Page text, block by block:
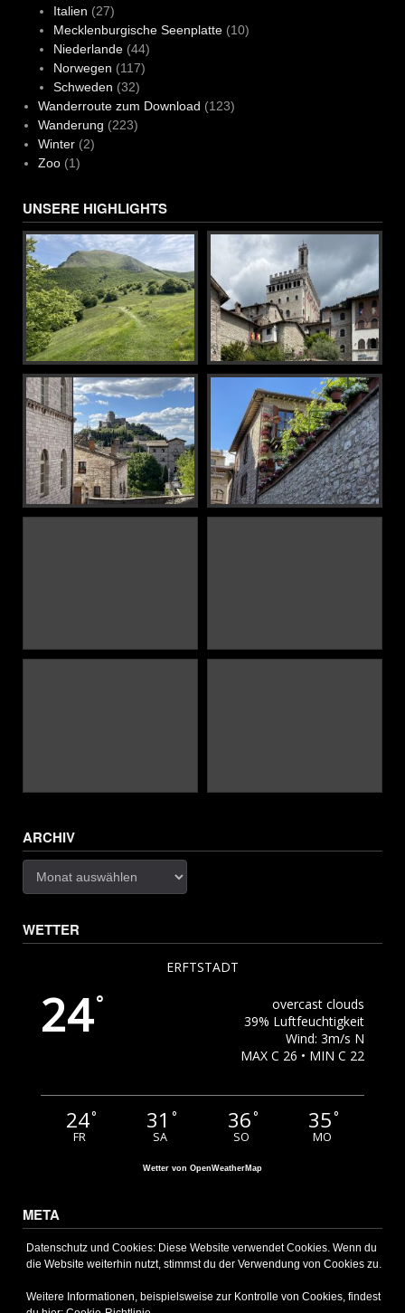
Italien (27)
Mecklenburgische Seenplatte(10)
Niederlande(44)
Norwegen (117)
Schweden (32)
Wanderroute zum Download (123)
Wanderung (223)
Winter(2)
Zoo(1)
UNSERE HIGHLIGHTS
ARCHIV
WETTER
ERFTSTADT
24°
overcast clouds
39% Luftfeuchtigkeit
Wind: 3m/s N
MAX C 26 • MIN C 22
24°
FR
31 °
SA
36°
SO
35°
MO
Wetter von OpenWeatherMap
META
Anmelden
Eintrags-Feed
WordPress.org
Datenschutz und Cookies: Diese Website verwendet Cookies. Wenn du
die Website weiterhin nutzt, stimmst du der Verwendung von Cookies zu.
Weitere Informationen, beispielsweise zur Kontrolle von Cookies, findest